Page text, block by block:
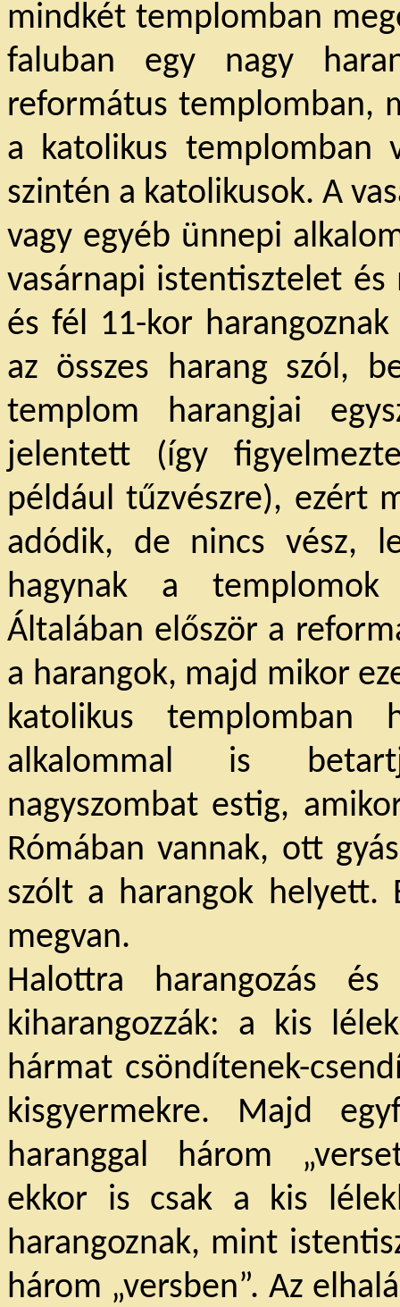
mindkét templomban
faluban egy nagy
református templomban,
a katolikus templomban
szintén a katolikusok. A
vagy egyéb ünnepi
vasárnapi istentisztelet
és fél 11-kor
az összes harang szól,
templom harangjai
jelentett (így
például tűzvészre), ezért
adódik, de nincs vész,
hagynak a templomok
Általában először a
a harangok, majd mikor
katolikus templomban
alkalommal is
nagyszombat estig,
Rómában vannak, ott
szólt a harangok helyett.
megvan.
Halottra harangozás
kiharangozzák: a kis
hármat csöndítenek-
kisgyermekre. Majd
haranggal három
ekkor is csak a kis
harangoznak, mint
három „versben”. Az